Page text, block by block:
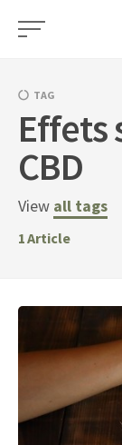
Skip
TAG
Effets
CBD
View all tags
1Article